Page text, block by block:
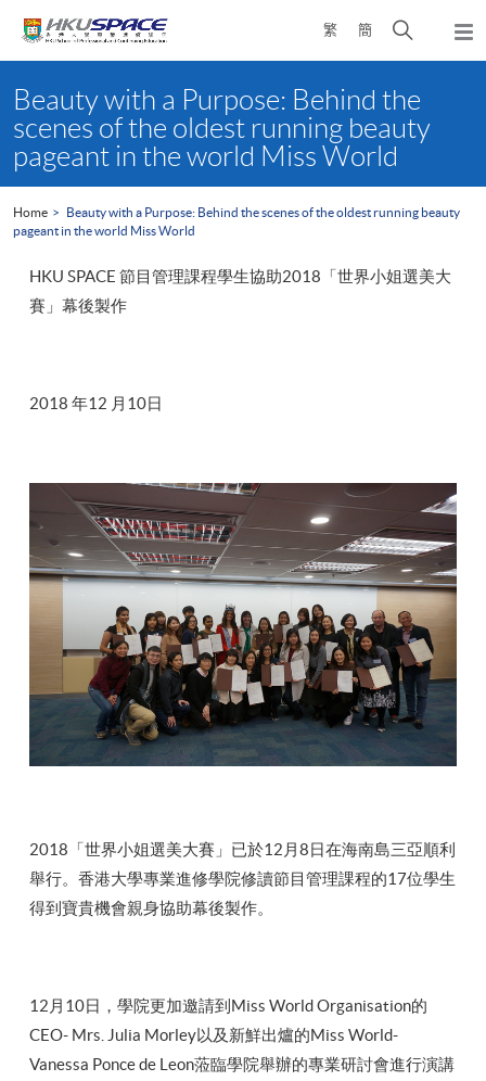
繁 簡
Open
search
content
startBeauty with a Purpose: Behind the
scenes of the oldest running beauty
pageant in the world Miss World
Home
Beauty with a Purpose: Behind the scenes of the oldest running beauty
pageant in the world Miss World
HKU SPACE 節目管理課程學生協助2018「世界小姐選美大
賽」幕後製作
2018 年12 月10日
2018「世界小姐選美大賽」已於12月8日在海南島三亞順利
舉行。香港大學專業進修學院修讀節目管理課程的17位學生
得到寶貴機會親身協助幕後製作。
12月10日，學院更加邀請到Miss World Organisation的
CEO- Mrs. Julia Morley以及新鮮出爐的Miss World-
Vanessa Ponce de Leon蒞臨學院舉辦的專業研討會進行演講